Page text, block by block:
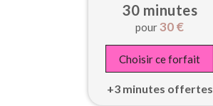
30 minutes
pour 30€
Choisir ce forfait
+3 minutes offertes